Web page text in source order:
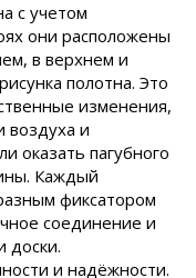
с учетом
они расположены
в верхнем и
полотна. Это
изменения,
воздуха и
оказать пагубного
Каждый
фиксатором
соединение и
доски.
и надёжности.